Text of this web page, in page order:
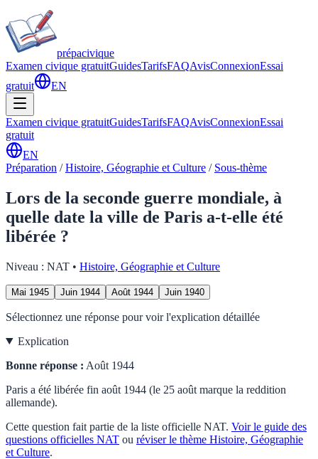
prépacivique
Examen civique gratuitGuidesTarifsFAQAvisConnexionEssai
gratuit
EN
Examen civique gratuitGuidesTarifsFAQAvisConnexionEssai
gratuit
EN
Préparation /Histoire, Géographie et Culture / Sous-thème
Lors de la seconde guerre mondiale, à
quelle date la ville de Paris a-t-elle été
libérée ?
Niveau : NAT • Histoire, Géographie et Culture
Mai 1945 Juin 1944 Août 1944 Juin 1940
Sélectionnez une réponse pour voir l'explication détaillée
Explication
Bonne réponse : Août 1944
Paris a été libérée fin août 1944 (le 25 août marque la reddition
allemande).
Cette question fait partie de la liste officielle NAT. Voir le guide des
questions officielles NAT ou réviser le thème Histoire, Géographie
et Culture.